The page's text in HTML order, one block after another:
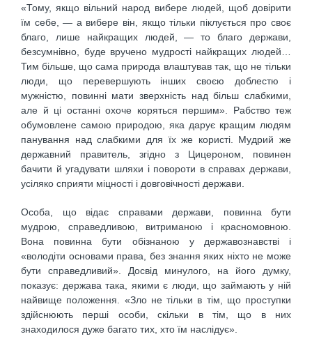
«Тому, якщо вільний народ вибере людей, щоб довірити
їм себе, — а вибере він, якщо тільки піклується про своє
благо, лише найкращих людей, — то благо держави,
безсумнівно, буде вручено мудрості найкращих людей…
Тим більше, що сама природа влаштував так, що не тільки
люди, що перевершують інших своєю доблестю і
мужністю, повинні мати зверхність над більш слабкими,
але й ці останні охоче коряться першим». Рабство теж
обумовлене самою природою, яка дарує кращим людям
панування над слабкими для їх же користі. Мудрий же
державний правитель, згідно з Цицероном, повинен
бачити й угадувати шляхи і повороти в справах держави,
усіляко сприяти міцності і довговічності держави.
Особа, що відає справами держави, повинна бути
мудрою, справедливою, витриманою і красномовною.
Вона повинна бути обізнаною у державознавстві і
«володіти основами права, без знання яких ніхто не може
бути справедливий». Досвід минулого, на його думку,
показує: держава така, якими є люди, що займають у ній
найвище положення. «Зло не тільки в тім, що проступки
здійснюють перші особи, скільки в тім, що в них
знаходилося дуже багато тих, хто їм наслідує».